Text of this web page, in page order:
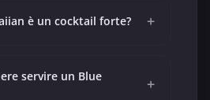
è un cocktail forte? +
servire un Blue
+